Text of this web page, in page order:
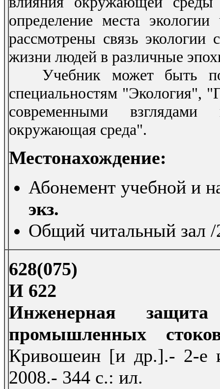
определение места
рассмотрены связь
жизни людей в различные
Учебник может быть
специальностям "Экология",
современными взглядами
окружающая среда".
Местонахождение:
Абонемент учебной и
экз.
Общий читальный зал
628(075)
И 622
Инженерная
промышленных
Кривошеин [и др.].- 2-е
2008.- 344 с.: ил.